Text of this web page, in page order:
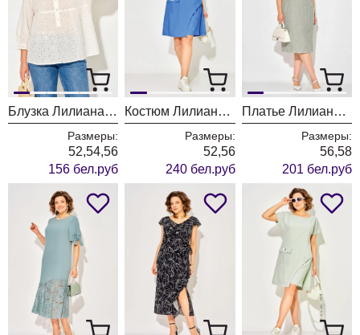
Блузка Лилиана 1550 светлый
Размеры:
52,54,56
156 бел.руб
Костюм Лилиана 1545 василёк
Размеры:
52,56
240 бел.руб
Платье Лилиана 1539 оливковый
Размеры:
56,58
201 бел.руб